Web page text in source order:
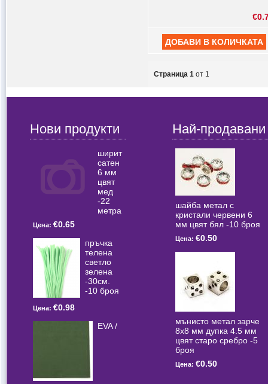
Страница 1 от 1
Нови продукти
ширит
сатен
6 мм
цвят
мед
-22
метра
Цена: €0.65
пръчка
телена
светлo
зелена
-30см.
-10 броя
Цена: €0.98
EVA /
Най-продавани
шайба метал с
кристали червени 6
мм цвят бял -10 броя
Цена: €0.50
мънисто метал зарче
8x8 мм дупка 4.5 мм
цвят старо сребро -5
броя
Цена: €0.50